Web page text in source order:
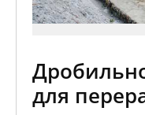
для